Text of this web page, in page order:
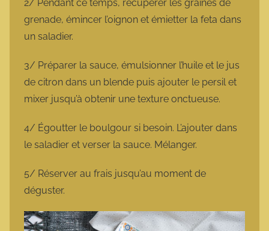
2/ Pendant ce temps, récupérer les graines de
grenade, émincer l’oignon et émietter la feta dans
un saladier.
3/ Préparer la sauce, émulsionner l’huile et le jus
de citron dans un blende puis ajouter le persil et
mixer jusqu’à obtenir une texture onctueuse.
4/ Égoutter le boulgour si besoin. L’ajouter dans
le saladier et verser la sauce. Mélanger.
5/ Réserver au frais jusqu’au moment de
déguster.